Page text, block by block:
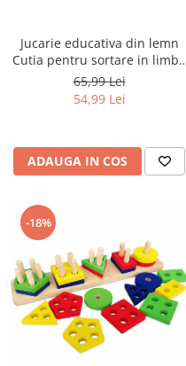
Jucarie educativa din lemn
Cutia pentru sortare in limba
Romana si Engleza, 90 de
piese
65,99 Lei
54,99 Lei
ADAUGA IN COS
-18%